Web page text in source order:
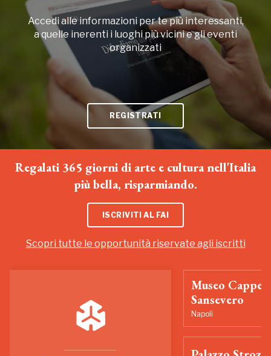
Accedi alle informazioni per te più interessanti,
a quelle inerenti i luoghi più vicini e gli eventi
organizzati
REGISTRATI
Regalati 365 giorni di arte e cultura nell'Italia
più bella, risparmiando.
ISCRIVITI AL FAI
Scopri tutte le opportunità riservate agli iscritti
Museo
Sansevero
Napoli